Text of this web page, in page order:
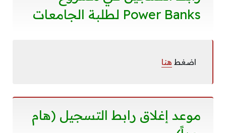
Power Banks لطلبة الجامعات
اضغط هنا
موعد إغلاق رابط التسجيل (هام